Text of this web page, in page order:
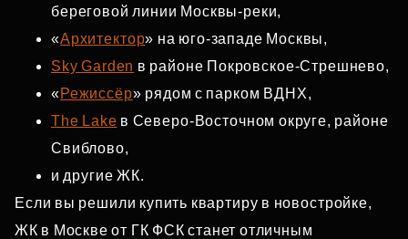
береговой линии Москвы‑реки,
«Архитектор» на юго‑западе Москвы,
Sky Garden в районе Покровское‑Стрешнево,
«Режиссёр» рядом с парком ВДНХ,
The Lake в Северо‑Восточном округе, районе
Свиблово,
и другие ЖК.
Если вы решили купить квартиру в новостройке,
ЖК в Москве от ГК ФСК станет отличным